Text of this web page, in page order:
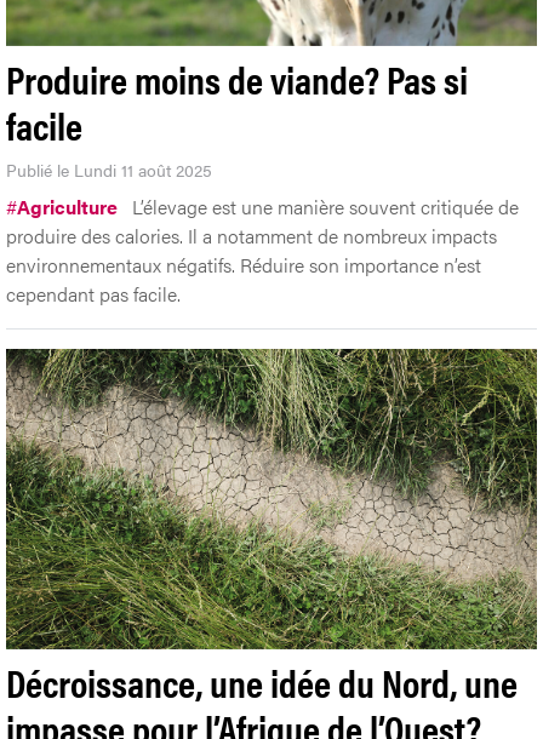
Produire moins de viande? Pas si
facile
Publié le Lundi 11 août 2025
#Agriculture L’élevage est une manière souvent critiquée de
produire des calories. Il a notamment de nombreux impacts
environnementaux négatifs. Réduire son importance n’est
cependant pas facile.
Décroissance, une idée du Nord, une
impasse pour l’Afrique de l’Ouest?